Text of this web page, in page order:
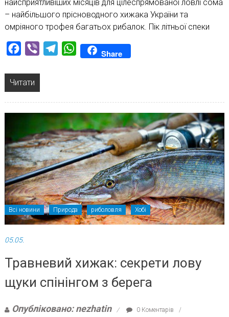
найсприятливіших місяців для цілеспрямованої ловлі сома
– найбільшого прісноводного хижака України та
омріяного трофея багатьох рибалок. Пік літньої спеки
Facebook
Viber TelegramWhatsAppShare
Читати
Всі новини Природа риболовля Хобі
05.05.
Травневий хижак: секрети лову
щуки спінінгом з берега
Опубліковано: nezhatin
0 Коментарів